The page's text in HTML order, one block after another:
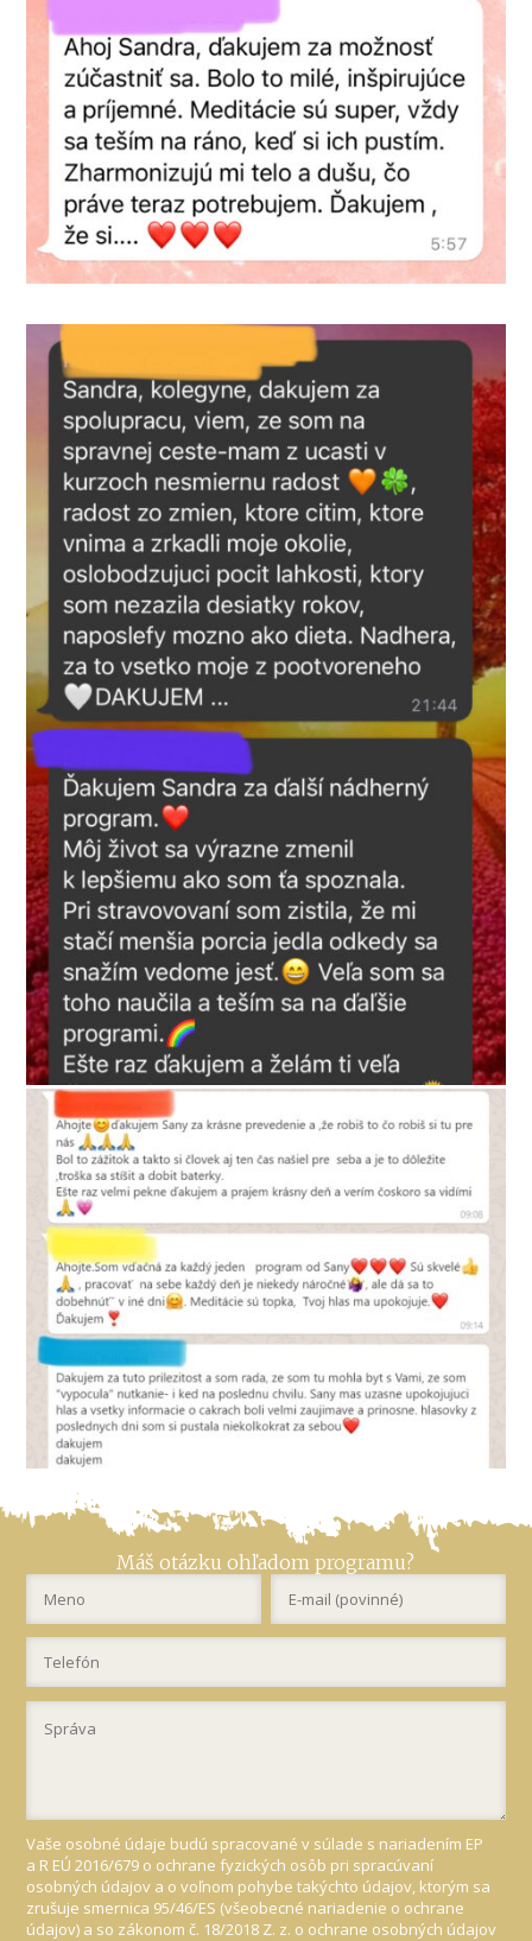
Máš otázku ohľadom programu?
Vaše osobné údaje budú spracované v súlade s nariadením EP
a R EÚ 2016/679 o ochrane fyzických osôb pri spracúvaní
osobných údajov a o voľnom pohybe takýchto údajov, ktorým sa
zrušuje smernica 95/46/ES (všeobecné nariadenie o ochrane
údajov) a so zákonom č. 18/2018 Z. z. o ochrane osobných údajov